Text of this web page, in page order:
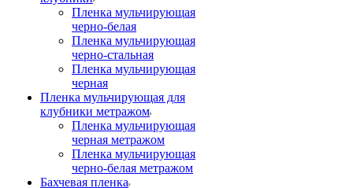
Пленка мульчирующая
черно-белая
Пленка мульчирующая
черно-стальная
Пленка мульчирующая
черная
Пленка мульчирующая для
клубники метражом
Пленка мульчирующая
черная метражом
Пленка мульчирующая
черно-белая метражом
Бахчевая пленка